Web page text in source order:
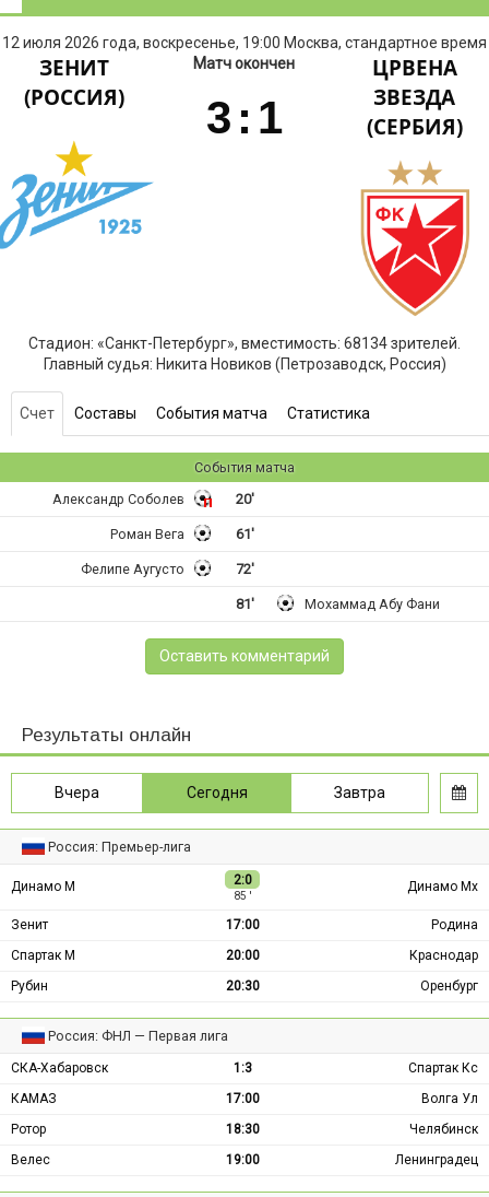
12 июля 2026 года, воскресенье, 19:00 Москва, стандартное время
ЗЕНИТ
(РОССИЯ)
Матч окончен
3 : 1
ЦРВЕНА
ЗВЕЗДА
(СЕРБИЯ)
Стадион: «Санкт-Петербург», вместимость: 68134 зрителей.
Главный судья: Никита Новиков (Петрозаводск, Россия)
Счет Составы События матча Статистика
События матча
20'
Александр Соболев
61'
Роман Вега
72'
Фелипе Аугусто
81' Мохаммад Абу Фани
Оставить комментарий
Результаты онлайн
Вчера Сегодня Завтра
Россия: Премьер-лига
Динамо М 2:0
85 ′
Динамо Мх
Зенит 17:00
Родина
Спартак М
20:00
Краснодар
Рубин
20:30 Оренбург
Россия: ФНЛ — Первая лига
СКА-Хабаровск 1:3
Спартак Кс
КАМАЗ
17:00
Волга Ул
Ротор
18:30
Челябинск
Велес
19:00 Ленинградец